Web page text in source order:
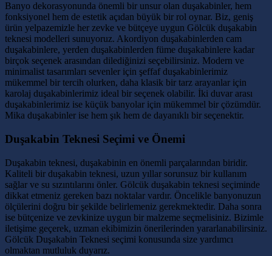
Banyo dekorasyonunda önemli bir unsur olan duşakabinler, hem
fonksiyonel hem de estetik açıdan büyük bir rol oynar. Biz, geniş
ürün yelpazemizle her zevke ve bütçeye uygun Gölcük duşakabin
teknesi modelleri sunuyoruz. Akordiyon duşakabinlerden cam
duşakabinlere, yerden duşakabinlerden füme duşakabinlere kadar
birçok seçenek arasından dilediğinizi seçebilirsiniz. Modern ve
minimalist tasarımları sevenler için şeffaf duşakabinlerimiz
mükemmel bir tercih olurken, daha klasik bir tarz arayanlar için
karolaj duşakabinlerimiz ideal bir seçenek olabilir. İki duvar arası
duşakabinlerimiz ise küçük banyolar için mükemmel bir çözümdür.
Mika duşakabinler ise hem şık hem de dayanıklı bir seçenektir.
Duşakabin Teknesi Seçimi ve Önemi
Duşakabin teknesi, duşakabinin en önemli parçalarından biridir.
Kaliteli bir duşakabin teknesi, uzun yıllar sorunsuz bir kullanım
sağlar ve su sızıntılarını önler. Gölcük duşakabin teknesi seçiminde
dikkat etmeniz gereken bazı noktalar vardır. Öncelikle banyonuzun
ölçülerini doğru bir şekilde belirlemeniz gerekmektedir. Daha sonra
ise bütçenize ve zevkinize uygun bir malzeme seçmelisiniz. Bizimle
iletişime geçerek, uzman ekibimizin önerilerinden yararlanabilirsiniz.
Gölcük Duşakabin Teknesi seçimi konusunda size yardımcı
olmaktan mutluluk duyarız.